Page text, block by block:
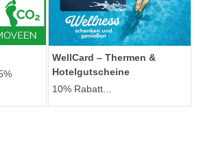
WellCard – Thermen &
Hotelgutscheine
10% Rabatt...